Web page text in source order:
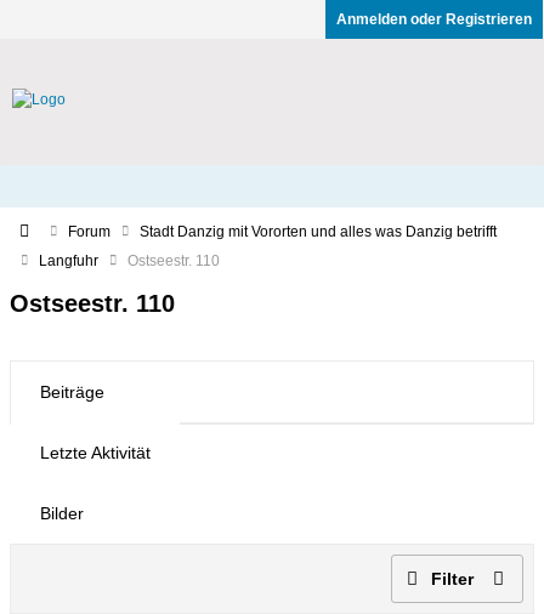
Anmelden oder Registrieren
Forum
Stadt Danzig mit Vororten und alles was Danzig betrifft
Langfuhr
Ostseestr. 110
Ostseestr. 110
Beiträge
Letzte Aktivität
Bilder
Filter